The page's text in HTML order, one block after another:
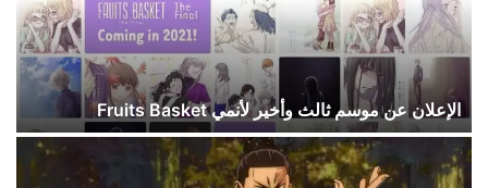
الإعلان عن موسم ثالث وأخير لأنمي Fruits Basket